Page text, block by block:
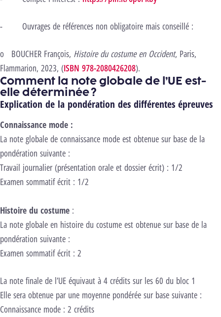
- Ouvrages de références non obligatoire mais conseillé :
o BOUCHER François, Histoire du costume en Occident, Paris,
Flammarion, 2023, (ISBN 978-2080426208).
Comment la note globale de l’UE est-
elle déterminée ?
Explication de la pondération des différentes épreuves
Connaissance mode :
La note globale de connaissance mode est obtenue sur base de la
pondération suivante :
Travail journalier (présentation orale et dossier écrit) : 1/2
Examen sommatif écrit : 1/2
Histoire du costume :
La note globale en histoire du costume est obtenue sur base de la
pondération suivante :
Examen sommatif écrit : 2
La note finale de l’UE équivaut à 4 crédits sur les 60 du bloc 1
Elle sera obtenue par une moyenne pondérée sur base suivante :
Connaissance mode : 2 crédits